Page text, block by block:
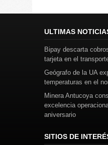
ULTIMAS
Bipay descarta
tarjeta en el
Geógrafo de la UA
temperaturas en el
Minera Antucoya
excelencia
aniversario
SITIOS DE